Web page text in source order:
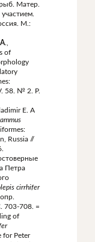
Матер.
М.:
.,
of
58. № 2. P.
E. A
Russia //
Петра
cirrhifer
703-708. =
of
for Peter